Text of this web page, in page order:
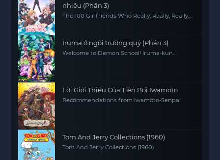
nhiều (Phần 3)
The 100 Girlfriends Who Really, Really, Really,
Iruma ở ngôi trường quỷ (Phần 3)
Welcome to Demon School! Iruma-kun
Lời Giới Thiệu Của Tiền Bối Iwamoto
Recommendations from Iwamoto-Senpai
Tom And Jerry Collections (1960)
Tom And Jerry Collections (1960)